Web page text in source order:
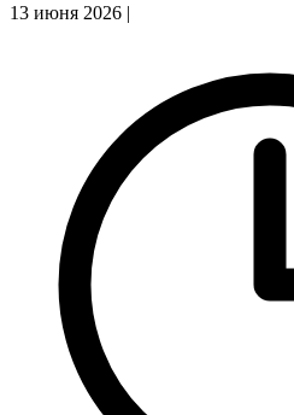
13 июня 2026 |